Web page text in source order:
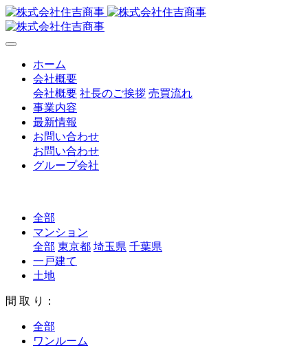
ホーム
会社概要
会社概要 社長のご挨拶 売買流れ
事業内容
最新情報
お問い合わせ
お問い合わせ
グループ会社
全部
マンション
全部 東京都 埼玉県 千葉県
一戸建て
土地
間 取 り：
全部
ワンルーム